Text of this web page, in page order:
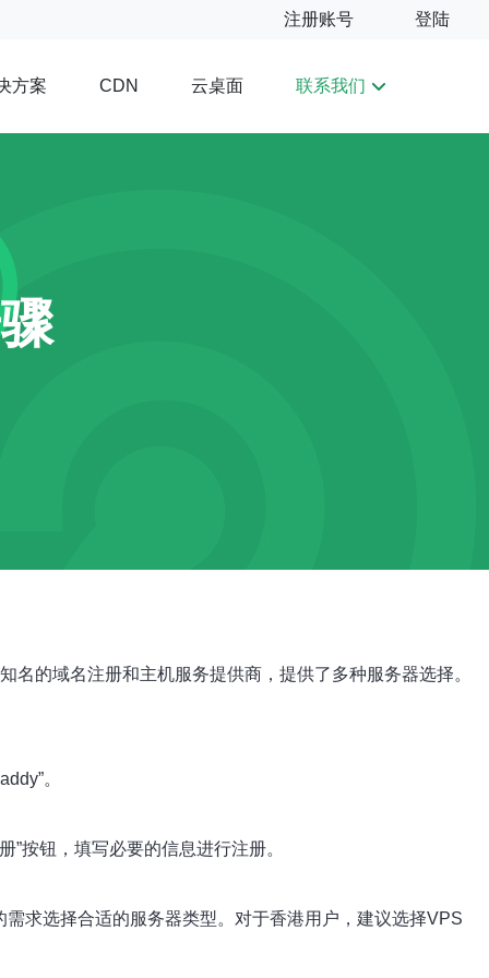
注册账号 登陆
方案 CDN 云桌面 联系我们
的域名注册和主机服务提供商，提供了多种服务器选择。
。
按钮，填写必要的信息进行注册。
求选择合适的服务器类型。对于香港用户，建议选择VPS